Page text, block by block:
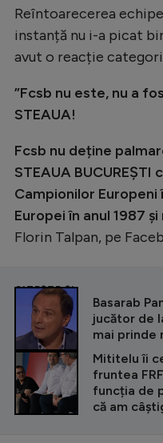
Reîntoarecerea
instanță nu i-a picat
avut o reacție
”Fcsb nu este, nu a
STEAUA!
Fcsb nu deține
STEAUA
Campionilor Europeni
Europei în anul 1987
Florin Talpan, pe
CITEȘTE ȘI
Basarab
jucător de
mai prinde
Mititelu îi
fruntea
funcția de
că am